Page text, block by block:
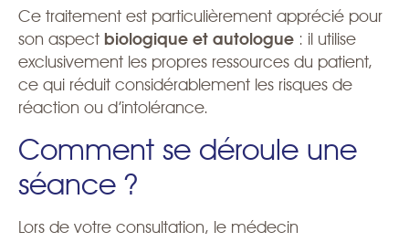
Ce traitement est particulièrement apprécié pour
son aspect biologique et autologue : il utilise
exclusivement les propres ressources du patient,
ce qui réduit considérablement les risques de
réaction ou d’intolérance.
Comment se déroule une
séance ?
Lors de votre consultation, le médecin